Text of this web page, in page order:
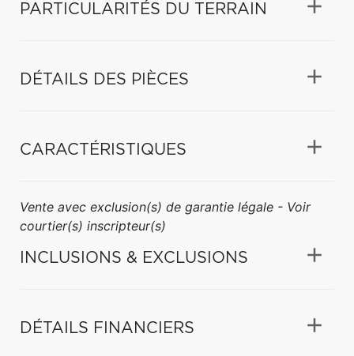
PARTICULARITÉS DU TERRAIN
DÉTAILS DES PIÈCES
CARACTÉRISTIQUES
Vente avec exclusion(s) de garantie légale - Voir
courtier(s) inscripteur(s)
INCLUSIONS & EXCLUSIONS
DÉTAILS FINANCIERS